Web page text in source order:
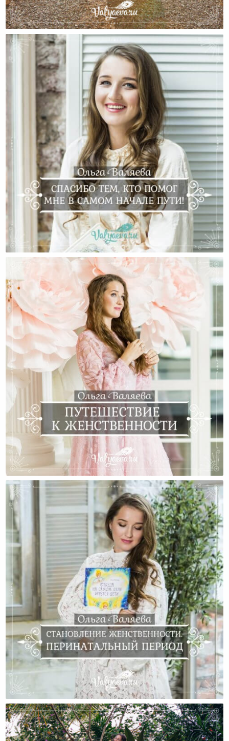
Стоит Ли Бояться Трудностей На Пути Развития?
Спасибо Тем, Кто Помог Мне В Самом Начале Пути!
Путешествие К Женственности
Становление Женственности. Перинатальный
Период.